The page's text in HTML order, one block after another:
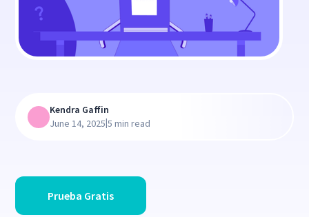
Prueba Gratis
Kendra Gaffin
June 14, 2025|5 min read